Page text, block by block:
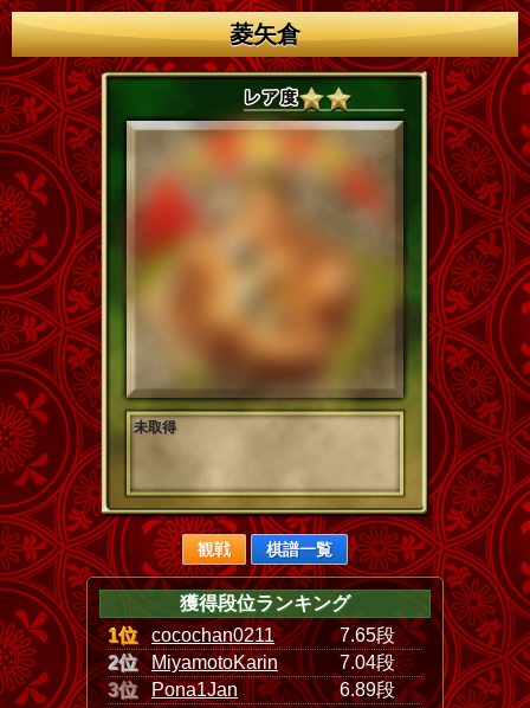
菱矢倉
未取得
観戦 棋譜一覧
獲得段位ランキング
1位
cocochan0211
7.65段
2位
MiyamotoKarin
7.04段
3位
Pona1Jan 6.89段